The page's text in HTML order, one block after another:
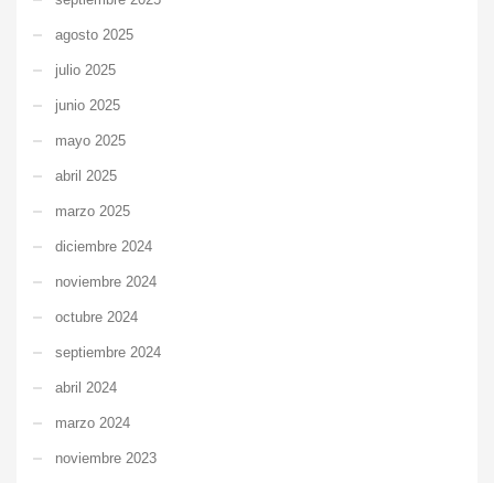
agosto 2025
julio 2025
junio 2025
mayo 2025
abril 2025
marzo 2025
diciembre 2024
noviembre 2024
octubre 2024
septiembre 2024
abril 2024
marzo 2024
noviembre 2023